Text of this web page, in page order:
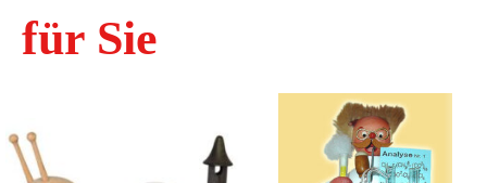
für Sie